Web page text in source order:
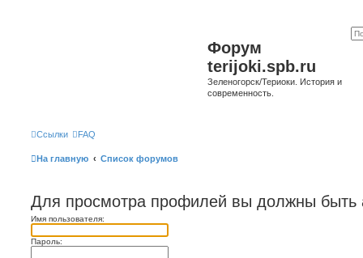
Форум
terijoki.spb.ru
Зеленогорск/Териоки. История и
современность.
Ссылки FAQ
На главную Список форумов
Для просмотра профилей вы должны быть
Имя пользователя:
Пароль: